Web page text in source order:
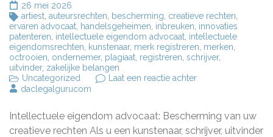
26 mei 2026
artiest auteursrechten bescherming creatieve rechten
ervaren advocaat handelsgeheimen inbreuken innovaties
patenteren intellectuele eigendom advocaat intellectuele
eigendomsrechten
kunstenaar, merk registreren merken
octrooien ondernemer, plagiaat registreren schrijver,
uitvinder, zakelijke belangen
Uncategorized
Laat een reactie achterop
rechten
met
daclegalgurucom
Intellectuele eigendom advocaat: Bescherming van uw
creatieve rechten Als u een kunstenaar, schrijver, uitvinder